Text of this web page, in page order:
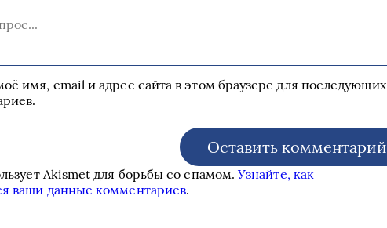
имя, email и адрес сайта в этом браузере для последующих
Akismet для борьбы со спамом.Узнайте, как
ваши данные комментариев.